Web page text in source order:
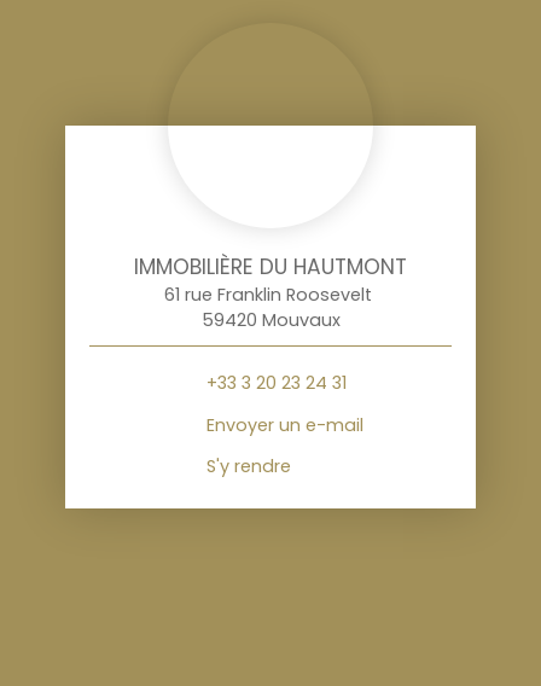
IMMOBILIÈRE DU HAUTMONT
61 rue Franklin Roosevelt
59420 Mouvaux
+33 3 20 23 24 31
Envoyer un e-mail
S'y rendre